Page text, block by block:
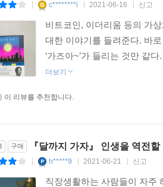
c********i 2021-06-16 신고
비트코인, 이더리움 등의 가
대한 이야기를 들려준다. 바
‘가즈아~’가 들리는 것만 같
더보기
이 리뷰를 추천합니다.
구매 『달까지 가자』 인생을 역전
h*****9 2021-06-21 신고
직장생활하는 사람들이 자주